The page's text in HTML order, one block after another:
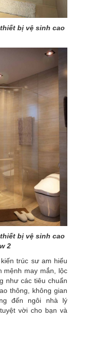
bị vệ sinh cao
bị vệ sinh cao
2
trúc sư am hiểu
mệnh may mắn, lộc
như các tiêu chuẩn
thông, không gian
đến ngôi nhà lý
vời cho bạn và